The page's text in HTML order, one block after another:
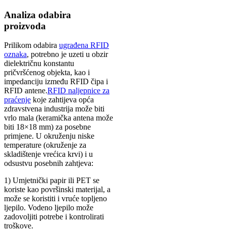
Analiza odabira
proizvoda
Prilikom odabira ugrađena RFID
oznaka, potrebno je uzeti u obzir
dielektričnu konstantu
pričvršćenog objekta, kao i
impedanciju između RFID čipa i
RFID antene.RFID naljepnice za
praćenje koje zahtijeva opća
zdravstvena industrija može biti
vrlo mala (keramička antena može
biti 18×18 mm) za posebne
primjene. U okruženju niske
temperature (okruženje za
skladištenje vrećica krvi) i u
odsustvu posebnih zahtjeva:
1) Umjetnički papir ili PET se
koriste kao površinski materijal, a
može se koristiti i vruće topljeno
ljepilo. Vodeno ljepilo može
zadovoljiti potrebe i kontrolirati
troškove.